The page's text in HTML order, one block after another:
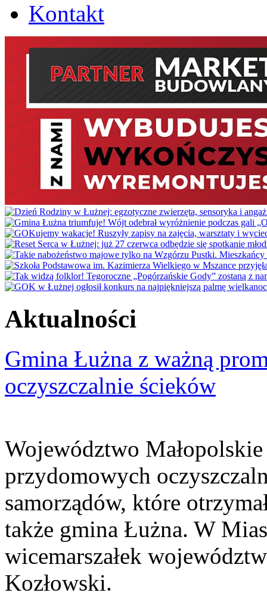
Kontakt
Aktualności
Gmina Łużna z ważną
oczyszczalnie ścieków
Województwo
przydomowych
samorządów, które
także gmina Łużna. W
wicemarszałek
Kozłowski.